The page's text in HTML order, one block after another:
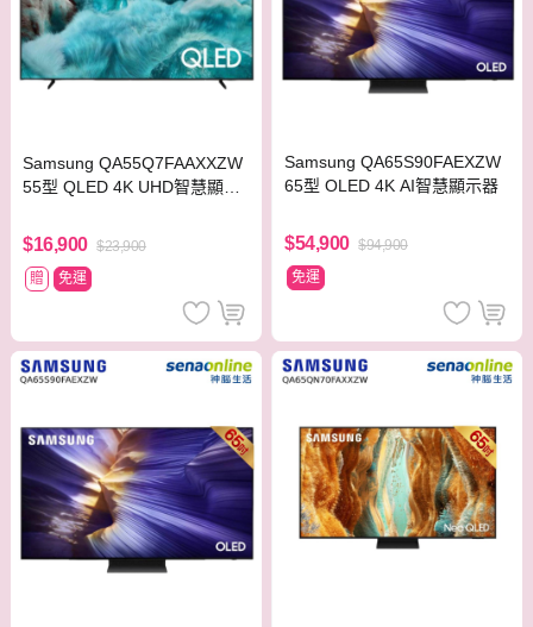
Samsung QA55Q7FAAXXZW
55型 QLED 4K UHD智慧顯示
$16,900 $23,900
贈
免運
Samsung QA65S90FAEXZW
65型 OLED 4K AI智慧顯示器
$54,900 $94,900
免運